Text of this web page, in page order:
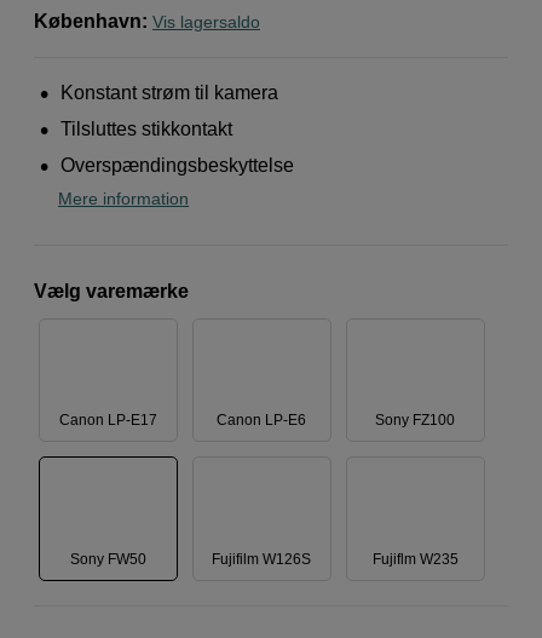
København: Vis lagersaldo
Konstant strøm til kamera
Tilsluttes stikkontakt
Overspændingsbeskyttelse
Mere information
Vælg varemærke
Canon LP-E17 Canon LP-E6 Sony FZ100
Sony FW50 Fujifilm W126S Fujiflm W235